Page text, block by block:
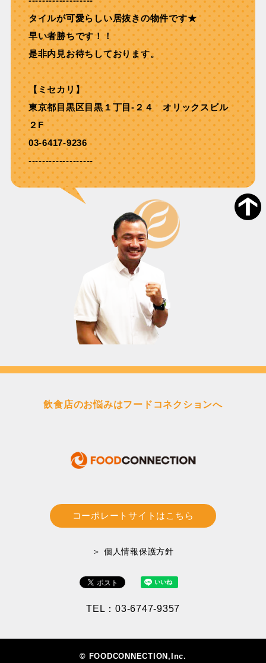
タイルが可愛らしい居抜きの物件です★
早い者勝ちです！！
是非内見お待ちしております。
【ミセカリ】
東京都目黒区目黒１丁目-２４ オリックスビル
２F
03-6417-9236
-------------------
飲食店のお悩みはフードコネクションへ
コーポレートサイトはこちら
＞ 個人情報保護方針
TEL：03-6747-9357
© FOODCONNECTION,Inc.